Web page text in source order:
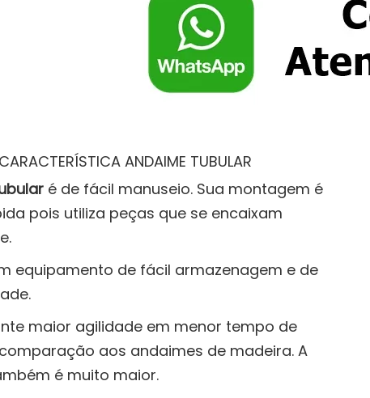
CARACTERÍSTICA ANDAIME TUBULAR
é de fácil manuseio. Sua montagem é
pois utiliza peças que se encaixam
equipamento de fácil armazenagem e de
maior agilidade em menor tempo de
aos andaimes de madeira. A
é muito maior.